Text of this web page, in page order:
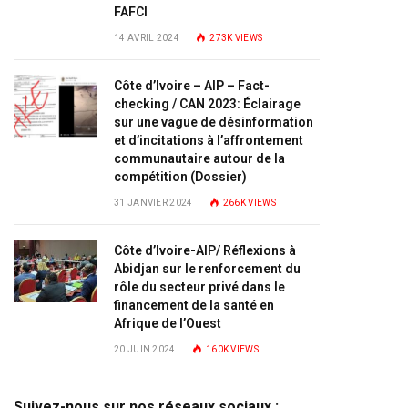
FAFCI
14 AVRIL 2024 273K VIEWS
Côte d’Ivoire – AIP – Fact-
checking / CAN 2023: Éclairage
sur une vague de désinformation
et d’incitations à l’affrontement
communautaire autour de la
compétition (Dossier)
31 JANVIER 2024 266KVIEWS
Côte d’Ivoire-AIP/ Réflexions à
Abidjan sur le renforcement du
rôle du secteur privé dans le
financement de la santé en
Afrique de l’Ouest
20 JUIN 2024 160KVIEWS